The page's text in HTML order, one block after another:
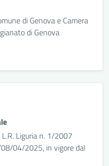
di Genova e Camera
di Genova
Liguria n. 1/2007
04/2025, in vigore dal